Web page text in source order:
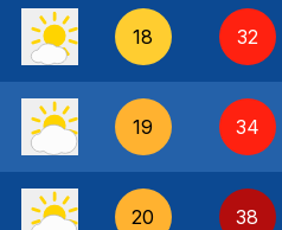
18 32
19 34
20 38